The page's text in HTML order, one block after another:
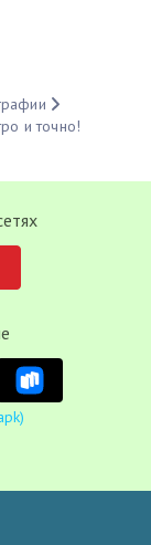
и точно!